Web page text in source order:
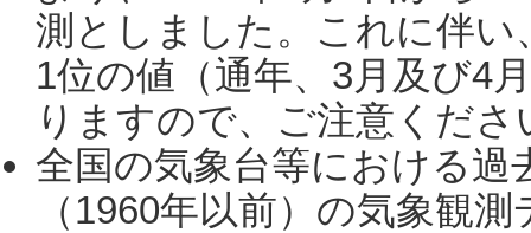
測としました。これに伴い
1位の値（通年、3月及び4
りますので、ご注意くだ
全国の気象台等における過
（1960年以前）の気象観